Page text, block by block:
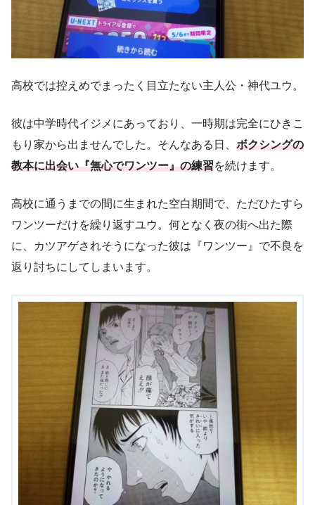
高校では控えめでまったく目立たない主人公・神代ユウ。
彼は中学時代イジメにあっており、一時期は完全にひきこ
もり家から出ませんでした。そんなある日、 ボクシングの
教本に出会い『無心でワンツー』の練習を続けます。
高校に通うまでの間に生まれた空白期間で、ただひたすら
ワンツーだけを繰り返すユウ。何となく夜の街へ出た際
に、カツアゲされそうになった彼は『ワンツー』で不良を
返り討ちにしてしまいます。